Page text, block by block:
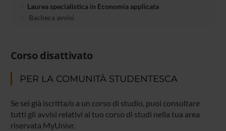
Laurea specialistica in Economia applicata
Bacheca avvisi
Corso disattivato
PER LA COMUNITÀ STUDENTESCA
Se sei già iscritta/o a un corso di studio, puoi consultare
tutti gli avvisi relativi al tuo corso di studi nella tua area
riservata MyUnivr.